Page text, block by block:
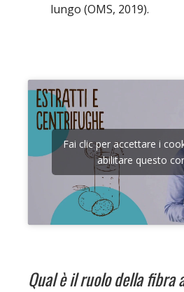
lungo (OMS, 2019).
Fai clic per accettare i
abilitare questo
Qual è il ruolo della fibra